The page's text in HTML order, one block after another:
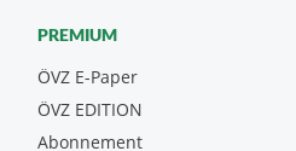
PREMIUM
ÖVZ E-Paper
Abonnement
ÖVZ EDITION